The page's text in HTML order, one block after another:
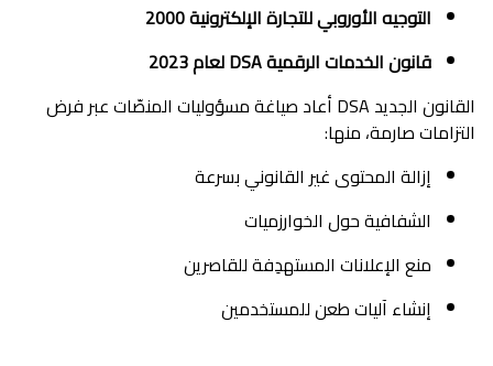
التوجيه الأوروبي للتجارة الإلكترونية 2000
قانون الخدمات الرقمية DSA لعام 2023
القانون الجديد DSA أعاد صياغة مسؤوليات المنصّات عبر فرض
التزامات صارمة، منها:
إزالة المحتوى غير القانوني بسرعة
الشفافية حول الخوارزميات
منع الإعلانات المستهدِفة للقاصرين
إنشاء آليات طعن للمستخدمين